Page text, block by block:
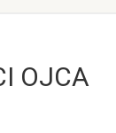
OJCA